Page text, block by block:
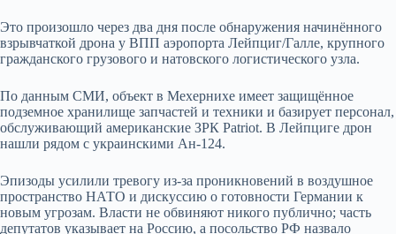
Это произошло через два дня после обнаружения начинённого
взрывчаткой дрона у ВПП аэропорта Лейпциг/Галле, крупного
гражданского грузового и натовского логистического узла.
По данным СМИ, объект в Мехернихе имеет защищённое
подземное хранилище запчастей и техники и базирует персонал,
обслуживающий американские ЗРК Patriot. В Лейпциге дрон
нашли рядом с украинскими Ан‑124.
Эпизоды усилили тревогу из‑за проникновений в воздушное
пространство НАТО и дискуссию о готовности Германии к
новым угрозам. Власти не обвиняют никого публично; часть
депутатов указывает на Россию, а посольство РФ назвало